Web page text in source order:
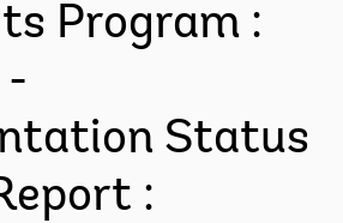
Program :
-
Status
: